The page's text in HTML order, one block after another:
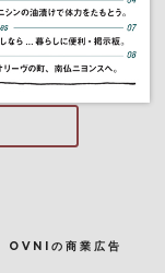
OVNIの商業広告